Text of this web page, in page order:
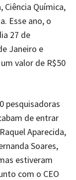
Ciência Química,
Esse ano, o
27 de
Janeiro e
valor de R$50
pesquisadoras
de entrar
Aparecida,
Soares,
estiveram
com o CEO